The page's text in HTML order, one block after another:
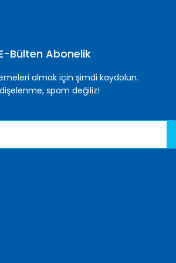
Bülten Abonelik
almak için şimdi kaydolun.
spam değiliz!